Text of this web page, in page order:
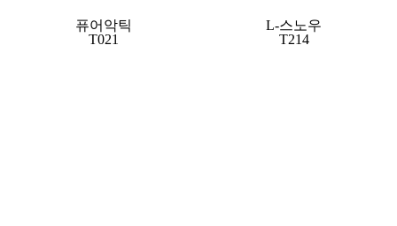
퓨어악틱
T021
L-스노우
T214